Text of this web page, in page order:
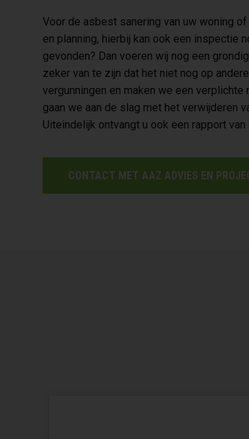
Voor de asbest sanering van uw woning
en planning, hierbij kan ook een inspectie
gevonden? Dan voeren wij nog een
zeker van te zijn dat het niet nog op
vergunningen en maken we een
gaan we aan de slag met het verwijderen
Uiteindelijk ontvangt u ook een rapport van
CONTACT MET AAZ ADVIES EN